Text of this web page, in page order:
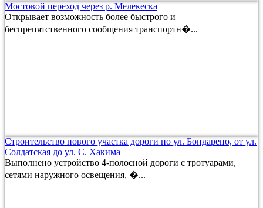
Мостовой переход через р. Мелекеска
Открывает возможность более быстрого и
беспрепятственного сообщения транспортн�...
Строительство нового участка дороги по ул. Бондарено, от ул.
Солдатская до ул. С. Хакима
Выполнено устройство 4-полосной дороги с тротуарами,
сетями наружного освещения, �...